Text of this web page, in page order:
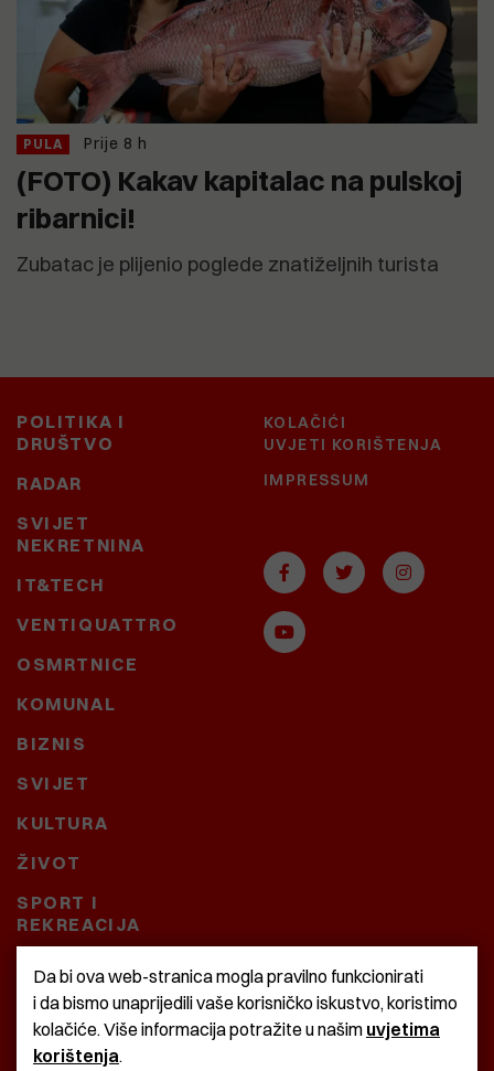
PULA Prije 8 h
(FOTO) Kakav kapitalac na pulskoj
ribarnici!
Zubatac je plijenio poglede znatiželjnih turista
POLITIKA I
DRUŠTVO
RADAR
SVIJET
NEKRETNINA
IT&TECH
VENTIQUATTRO
OSMRTNICE
KOMUNAL
BIZNIS
SVIJET
KULTURA
ŽIVOT
SPORT I
REKREACIJA
BAŠTARDINI I PRAVI
KRASNA ZEMLJA
KOLAČIĆI
UVJETI KORIŠTENJA
IMPRESSUM
Da bi ova web-stranica mogla pravilno funkcionirati
i da bismo unaprijedili vaše korisničko iskustvo, koristimo
kolačiće. Više informacija potražite u našim uvjetima
korištenja.